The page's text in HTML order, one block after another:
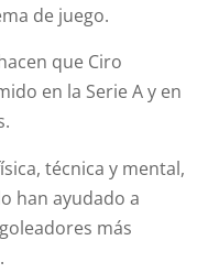
de juego.
que Ciro
en la Serie A y en
técnica y mental,
han ayudado a
más